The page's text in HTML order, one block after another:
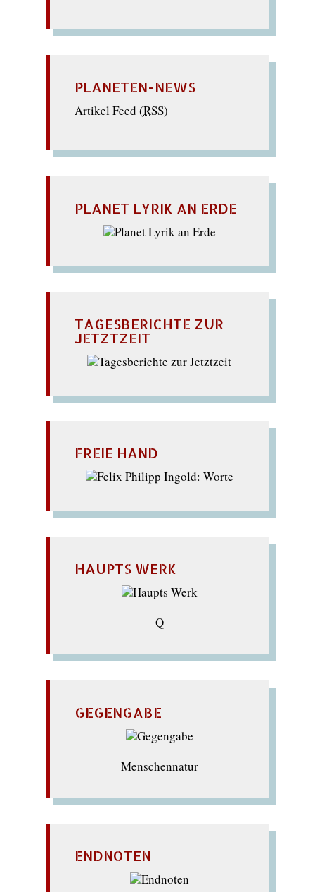
PLANETEN-NEWS
Artikel Feed (RSS)
PLANET LYRIK AN ERDE
TAGESBERICHTE ZUR
JETZTZEIT
FREIE HAND
HAUPTS WERK
Q
GEGENGABE
Menschennatur
ENDNOTEN